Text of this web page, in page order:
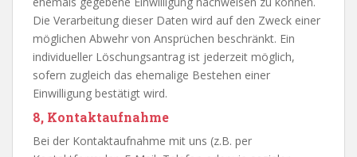
Die Verarbeitung dieser Daten wird auf den Zweck einer
möglichen Abwehr von Ansprüchen beschränkt. Ein
individueller Löschungsantrag ist jederzeit möglich,
sofern zugleich das ehemalige Bestehen einer
Einwilligung bestätigt wird.
8, Kontaktaufnahme
Bei der Kontaktaufnahme mit uns (z.B. per